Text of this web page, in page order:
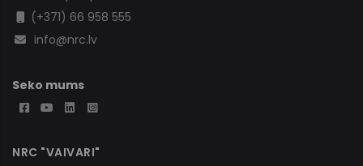
(+371) 66 958 555
info@nrc.lv
Seko mums
NRC "VAIVARI"